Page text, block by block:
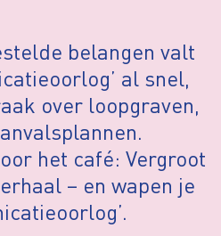
belangen valt
al snel,
over loopgraven,
het café: Vergroot
– en wapen je